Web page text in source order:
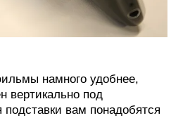
намного удобнее,
вертикально под
вам понадобятся